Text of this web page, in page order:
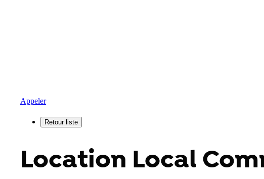
Appeler
Location Local